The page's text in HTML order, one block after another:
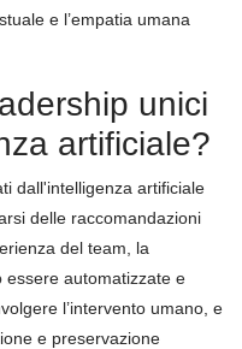
e l’empatia umana
unici
artificiale?
dall'intelligenza artificiale
delle raccomandazioni
del team, la
essere automatizzate e
l’intervento umano, e
e preservazione